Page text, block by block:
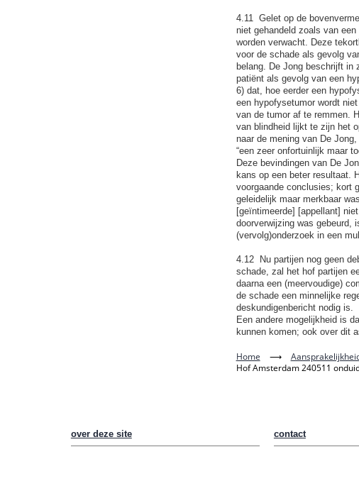
4.11 Gelet op de
niet gehandeld zoals van
worden verwacht. Deze
voor de schade als gevolg
belang. De Jong beschrijft in
patiënt als gevolg van een
6) dat, hoe eerder een
een hypofysetumor wordt
van de tumor af te remmen.
van blindheid lijkt te zijn het
naar de mening van De
“een zeer onfortuinlijk maar
Deze bevindingen van De
kans op een beter resultaat.
voorgaande conclusies; kort
geleidelijk maar merkbaar
[geïntimeerde] [appellant]
doorverwijzing was gebeurd,
(vervolg)onderzoek in een
4.12 Nu partijen nog geen
schade, zal het hof partijen
daarna een (meervoudige)
de schade een minnelijke
deskundigenbericht nodig is.
Een andere mogelijkheid is
kunnen komen; ook over dit
Home ⟶
Hof Amsterdam 240511
over deze site contact